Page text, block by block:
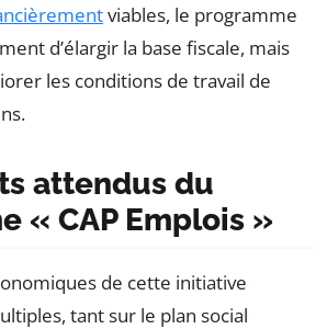
viables, le programme
d’élargir la base fiscale, mais
les conditions de travail de
attendus du
« CAP Emplois »
de cette initiative
tant sur le plan social